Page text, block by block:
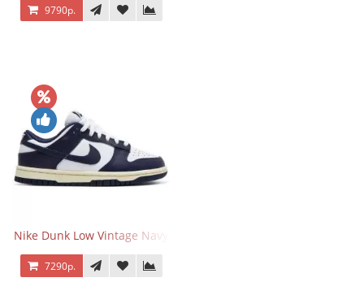
9790р.
Nike Dunk Low Vintage Navy
7290р.